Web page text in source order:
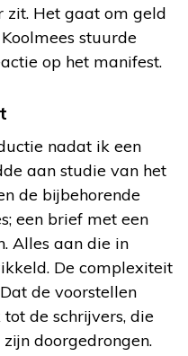
zit. Het gaat om geld
stuurde
op het manifest.
nadat ik een
aan studie van het
de bijbehorende
een brief met een
Alles aan die in
De complexiteit
de voorstellen
de schrijvers, die
zijn doorgedrongen.